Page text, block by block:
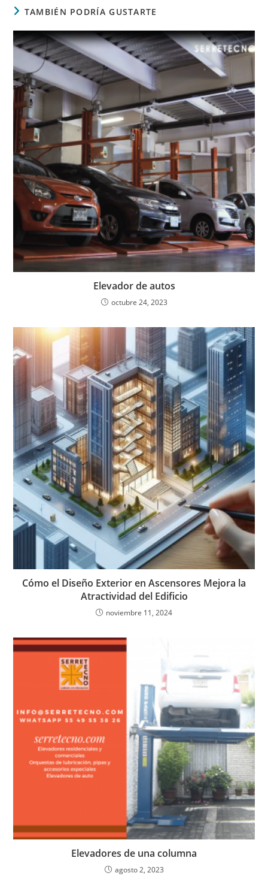
TAMBIÉN PODRÍA GUSTARTE
Elevador de autos
octubre 24, 2023
Cómo el Diseño Exterior en Ascensores Mejora la
Atractividad del Edificio
noviembre 11, 2024
Elevadores de una columna
agosto 2, 2023